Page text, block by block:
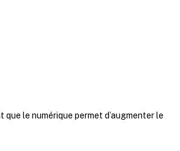
que le numérique permet d’augmenter le